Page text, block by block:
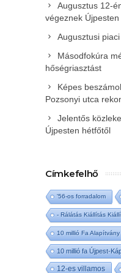
Augusztus 12-
végeznek Újpesten
Augusztusi
Másodfokúra
hőségriasztást
Képes
Pozsonyi utca
Jelentős
Újpesten hétfőtől
Címkefelhő
'56-os forradalom
- Rálátás Kiállítás
10 millió Fa Alapítvány
10 millió fa Újpest-
12-es villamos